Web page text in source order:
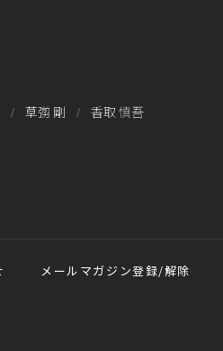
草彅 剛 香取 慎吾
メールマガジン登録/解除